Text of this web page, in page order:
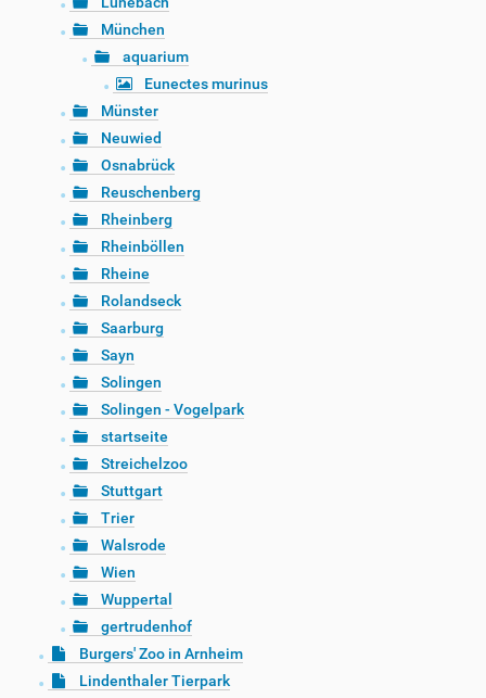
München
aquarium
Eunectes murinus
Münster
Neuwied
Osnabrück
Reuschenberg
Rheinberg
Rheinböllen
Rheine
Rolandseck
Saarburg
Sayn
Solingen
Solingen - Vogelpark
startseite
Streichelzoo
Stuttgart
Trier
Walsrode
Wien
Wuppertal
gertrudenhof
Burgers' Zoo in Arnheim
Lindenthaler Tierpark